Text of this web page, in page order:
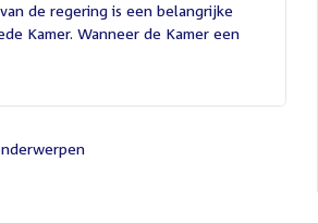
de regering is een belangrijke
Kamer. Wanneer de Kamer een